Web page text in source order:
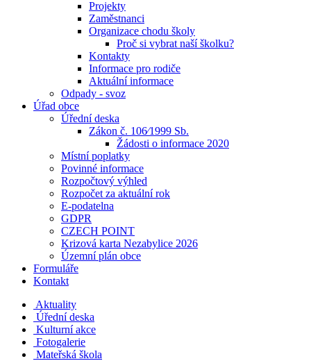
Projekty
Zaměstnanci
Organizace chodu školy
Proč si vybrat naší školku?
Kontakty
Informace pro rodiče
Aktuální informace
Odpady - svoz
Úřad obce
Úřední deska
Zákon č. 106⁄1999 Sb.
Žádosti o informace 2020
Místní poplatky
Povinné informace
Rozpočtový výhled
Rozpočet za aktuální rok
E-podatelna
GDPR
CZECH POINT
Krizová karta Nezabylice 2026
Územní plán obce
Formuláře
Kontakt
Aktuality
Úřední deska
Kulturní akce
Fotogalerie
Mateřská škola